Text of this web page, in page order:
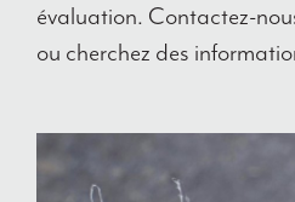
évaluation. Contactez-
ou cherchez des